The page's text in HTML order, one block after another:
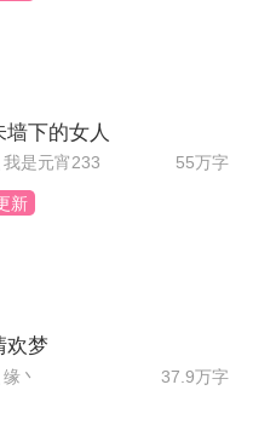
但是我是等到作品差不
能避免很多踩坑踩雷
流\"我最先走的是师
墙下的女人
我是元宵233 55万字
新
欢梦
缘丶 37.9万字